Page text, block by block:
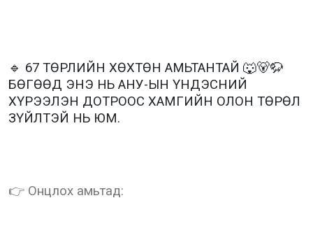
🔹 67 ТӨРЛИЙН ХӨХТӨН АМЬТАНТАЙ 🐺🐻🦬
БӨГӨӨД ЭНЭ НЬ АНУ-ЫН ҮНДЭСНИЙ
ХҮРЭЭЛЭН ДОТРООС ХАМГИЙН ОЛОН ТӨРӨЛ
ЗҮЙЛТЭЙ НЬ ЮМ.
👉 Онцлох амьтад: